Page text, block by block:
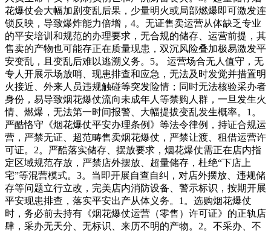
花爆仗会大幅加剧变乱后果，少量明火或局部燃爆即可激发连
锁反映，导致爆炸能力倍增，4。无证售卖运营从体缺乏专业
的平安培训和规范的办理要求，无合规的储存、运营前提，其
售卖的产物也可能存正在质量现患，双沉风险叠加极易激发平
安变乱，且变乱后难以逃溯义务。5。 运营场合无人值守，无
专人开展示场放哨、现患排查和应急，无法及时发觉并措置明
火接近、外来人员违规触碰等突发险情；同时无法核验采办者
身份，易导致烟花爆仗流向未成年人等禁购人群，一旦发生火
情、燃爆，无法第一时间报警、大幅提拔变乱发生概率。1。
严酷恪守《烟花爆仗平安办理条例》等法令律例，持证合规运
营，严禁无证、超范畴售卖烟花爆仗，严禁让渡、租借运营许
可证。2。严酷落实储存、摆放要求，烟花爆仗需正在店内指
定区域规范存放，严禁店外摆放、超量储存，杜绝“下店上
宅”等混营模式。3。当即开展自查自纠，对店外摆放、违规储
存等问题立行立改，完美店内消防设备、警示标识，按期开展
平安现患排查，落实平安出产从体义务。1。选购烟花爆仗
时，务必前去持有《烟花爆仗运营（零售）许可证》的正轨店
肆，采办无天分、无标识、来历不明的产物。2。不采办、不